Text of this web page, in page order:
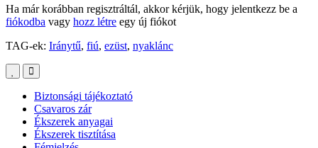
Ha már korábban regisztráltál, akkor kérjük, hogy jelentkezz be a
fiókodba vagy hozz létre egy új fiókot
TAG-ek: Iránytű, fiú, ezüst, nyaklánc
Biztonsági tájékoztató
Csavaros zár
Ékszerek anyagai
Ékszerek tisztítása